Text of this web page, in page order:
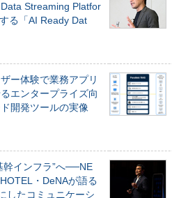
Streaming Platfor
る「AI Ready Dat
ー体験で業務アプリ
エンタープライズ向
開発ツールの実像
幹インフラ”へ──NE
・DeNAが語る
したコミュニケーシ